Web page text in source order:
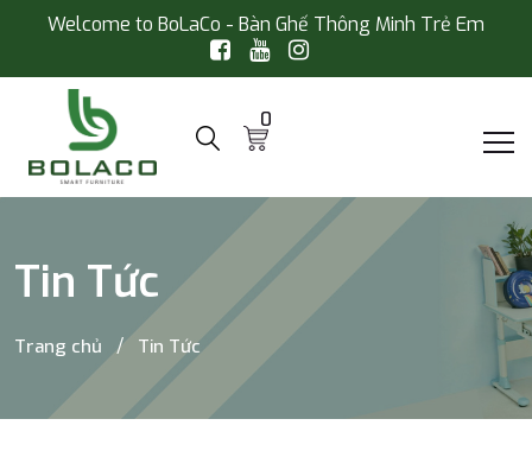
Welcome to BoLaCo - Bàn Ghế Thông Minh Trẻ Em
0
Tin Tức
Trang chủ Tin Tức